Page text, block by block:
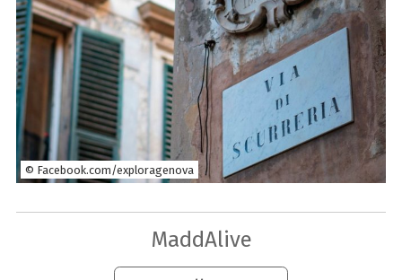
© Facebook.com/exploragenova
MaddAlive